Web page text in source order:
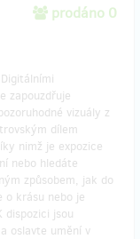
prodáno 0
zapouzdřuje
vizuály z
dílem
nimž je expozice
nebo hledáte
způsobem, jak do
o krásu nebo je
dispozici jsou
oslavte umění v